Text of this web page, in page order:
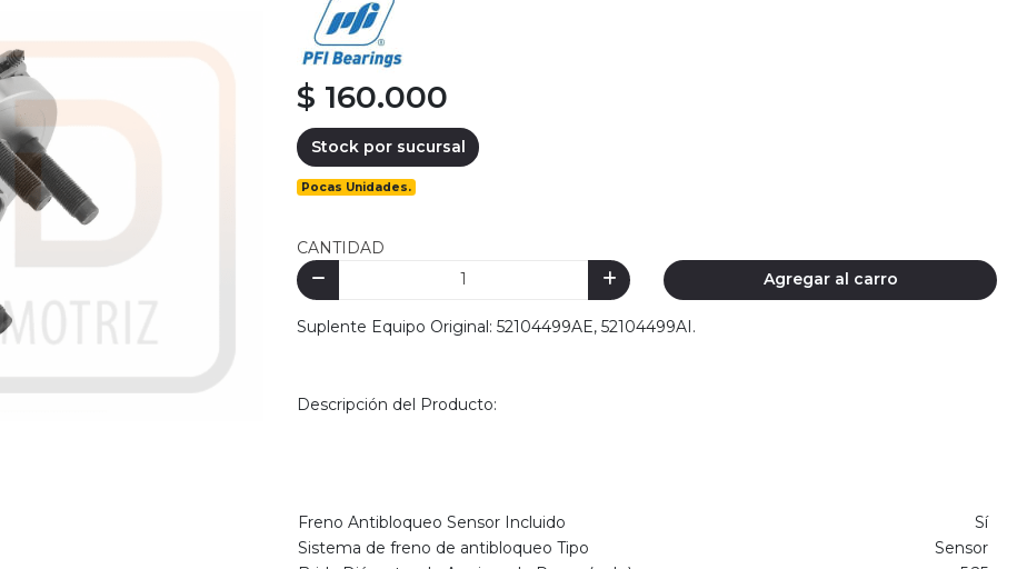
$ 160.000
Stock por sucursal
Pocas Unidades.
CANTIDAD
Agregar al carro
Suplente Equipo Original: 52104499AE, 52104499AI.
Descripción del Producto:
Freno Antibloqueo Sensor Incluido
Sí
Sistema de freno de antibloqueo Tipo
Sensor